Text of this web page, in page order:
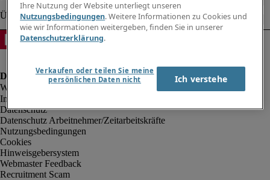
Impressum
Datenschutz
Datenschutz Arbeitnehmer/Zeitarbeitskräfte
Nutzungsbedingungen
Cookies
Hinweisgebersystem
Webmaster Feedback
Recruitment Scam
Ihre Nutzung der Website unterliegt unseren
Nutzungsbedingungen. Weitere Informationen zu Cookies und
wie wir Informationen weitergeben, finden Sie in unserer
Datenschutzerklärung.
Verkaufen oder teilen Sie meine
persönlichen Daten nicht
Ich verstehe